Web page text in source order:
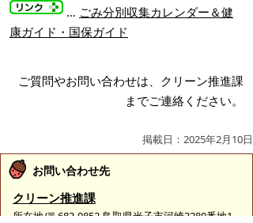
… ごみ分別収集カレンダー＆健
康ガイド・国保ガイド
ご質問やお問い合わせは、クリーン推進課
までご連絡ください。
掲載日：2025年2月10日
お問い合わせ先
クリーン推進課
所在地/〒683-0852 鳥取県米子市河崎3280番地1